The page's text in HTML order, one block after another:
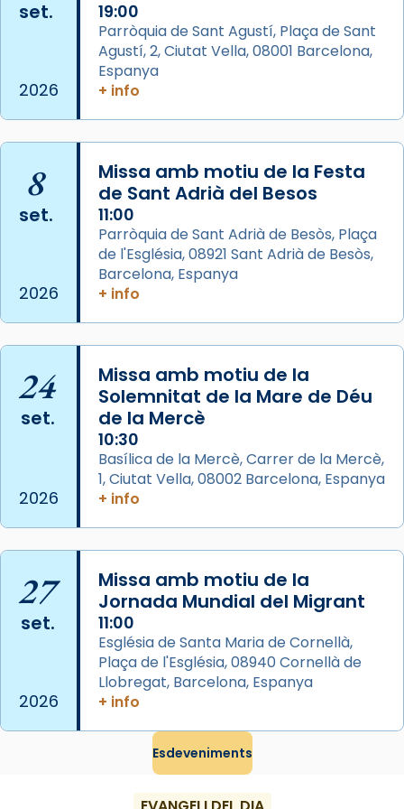
partir de l’Edat Mitjana sorgeix la tradició
que les santes Juliana (“relatiu a Júlia”) i
Semproniana (“relatiu a Semprònia =
eterna”) són deixebles seves. I l’any 1667, el
frare Joan Gaspar Roig, afirma en una obra
que les santes són filles de l’antiga Iluro.
Mataró en reivindicarà les relíquies fins que
les aconseguirà el 1772. L’ofici que es canta
a la “Missa de les Santes” (“Missa de
Glòria”) fou composta el 1848 per Mn.
Manuel Blanch, amb aire d’òpera
italianitzant; s’interpreta per privilegi
pontifici, amb orquestra i cor, i té una
duració aproximada de tres hores. Després,
processó (recuperada el 1972) al voltant
del temple amb les relíquies de les santes.
Des de 1985 hi participa també un grup de
diablesses amb música i ball propis. Festa
gran a Mataró.
«Si vols saber què és calor, ves per les
Santes a Mataró»🥵.
Photo
View on Facebook · Share
Arquebisbat de Barcelona
2 weeks ago
Jaume, fill de Zebedeu, és juntament amb el
seu germà Joan i Pere un dels que
acompanyava més de prop Jesús.
Segons el llibre dels Fets (12,2) fou el primer
apòstol màrtir, decapitat a Jerusalem per
Herodes Agripa (vers l'any 44).
set.
2026
19:00
Parròquia de Sant Agustí, Plaça de Sant
Agustí, 2, Ciutat Vella, 08001 Barcelona,
Espanya
+ info
8
set.
2026
Missa amb motiu de la Festa
de Sant Adrià del Besos
11:00
Parròquia de Sant Adrià de Besòs, Plaça
de l'Església, 08921 Sant Adrià de Besòs,
Barcelona, Espanya
+ info
24
set.
2026
Missa amb motiu de la
Solemnitat de la Mare de Déu
de la Mercè
10:30
Basílica de la Mercè, Carrer de la Mercè,
1, Ciutat Vella, 08002 Barcelona, Espanya
+ info
27
set.
2026
Missa amb motiu de la
Jornada Mundial del Migrant
11:00
Església de Santa Maria de Cornellà,
Plaça de l'Església, 08940 Cornellà de
Llobregat, Barcelona, Espanya
+ info
Esdeveniments